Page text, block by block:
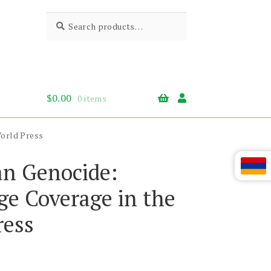
for:
$0.00 0 items
Press
Genocide:
Coverage in the